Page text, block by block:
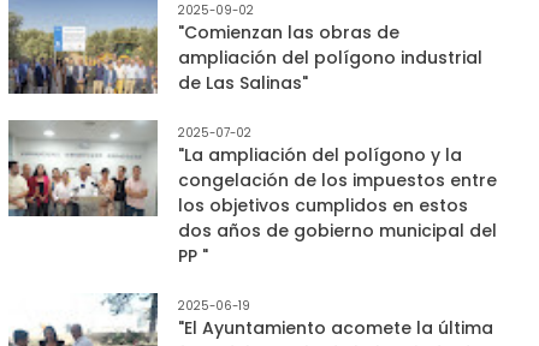
2025-09-02
"Comienzan las obras de
ampliación del polígono industrial
de Las Salinas"
2025-07-02
"La ampliación del polígono y la
congelación de los impuestos entre
los objetivos cumplidos en estos
dos años de gobierno municipal del
PP "
2025-06-19
"El Ayuntamiento acomete la última